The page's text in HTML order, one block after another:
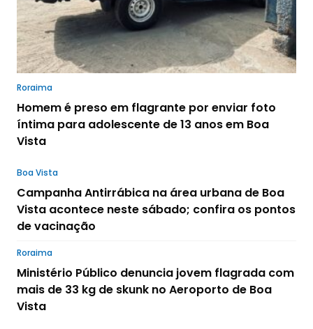
Roraima
Homem é preso em flagrante por enviar foto
íntima para adolescente de 13 anos em Boa
Vista
Boa Vista
Campanha Antirrábica na área urbana de Boa
Vista acontece neste sábado; confira os pontos
de vacinação
Roraima
Ministério Público denuncia jovem flagrada com
mais de 33 kg de skunk no Aeroporto de Boa
Vista